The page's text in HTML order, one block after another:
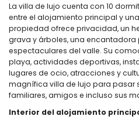
La villa de lujo cuenta con 10
entre el alojamiento principal y
propiedad ofrece privacidad, un
grava y árboles, una encantadora
espectaculares del valle. Su
playa, actividades deportivas,
lugares de ocio, atracciones y
magnífica villa de lujo para pasar
familiares, amigos e incluso sus
Interior del alojamiento